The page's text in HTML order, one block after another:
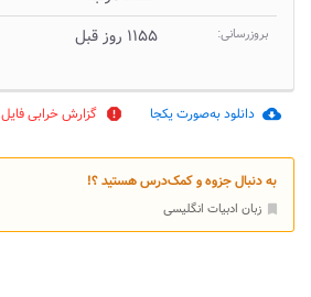
بروزرسانی: ۱۱۵۵ روز قبل
cloud_download دانلود به‌صورت یکجا report گزارش خرابی فایل
به دنبال جزوه و کمک‌درس هستید ؟!
زبان ادبیات انگلیسی